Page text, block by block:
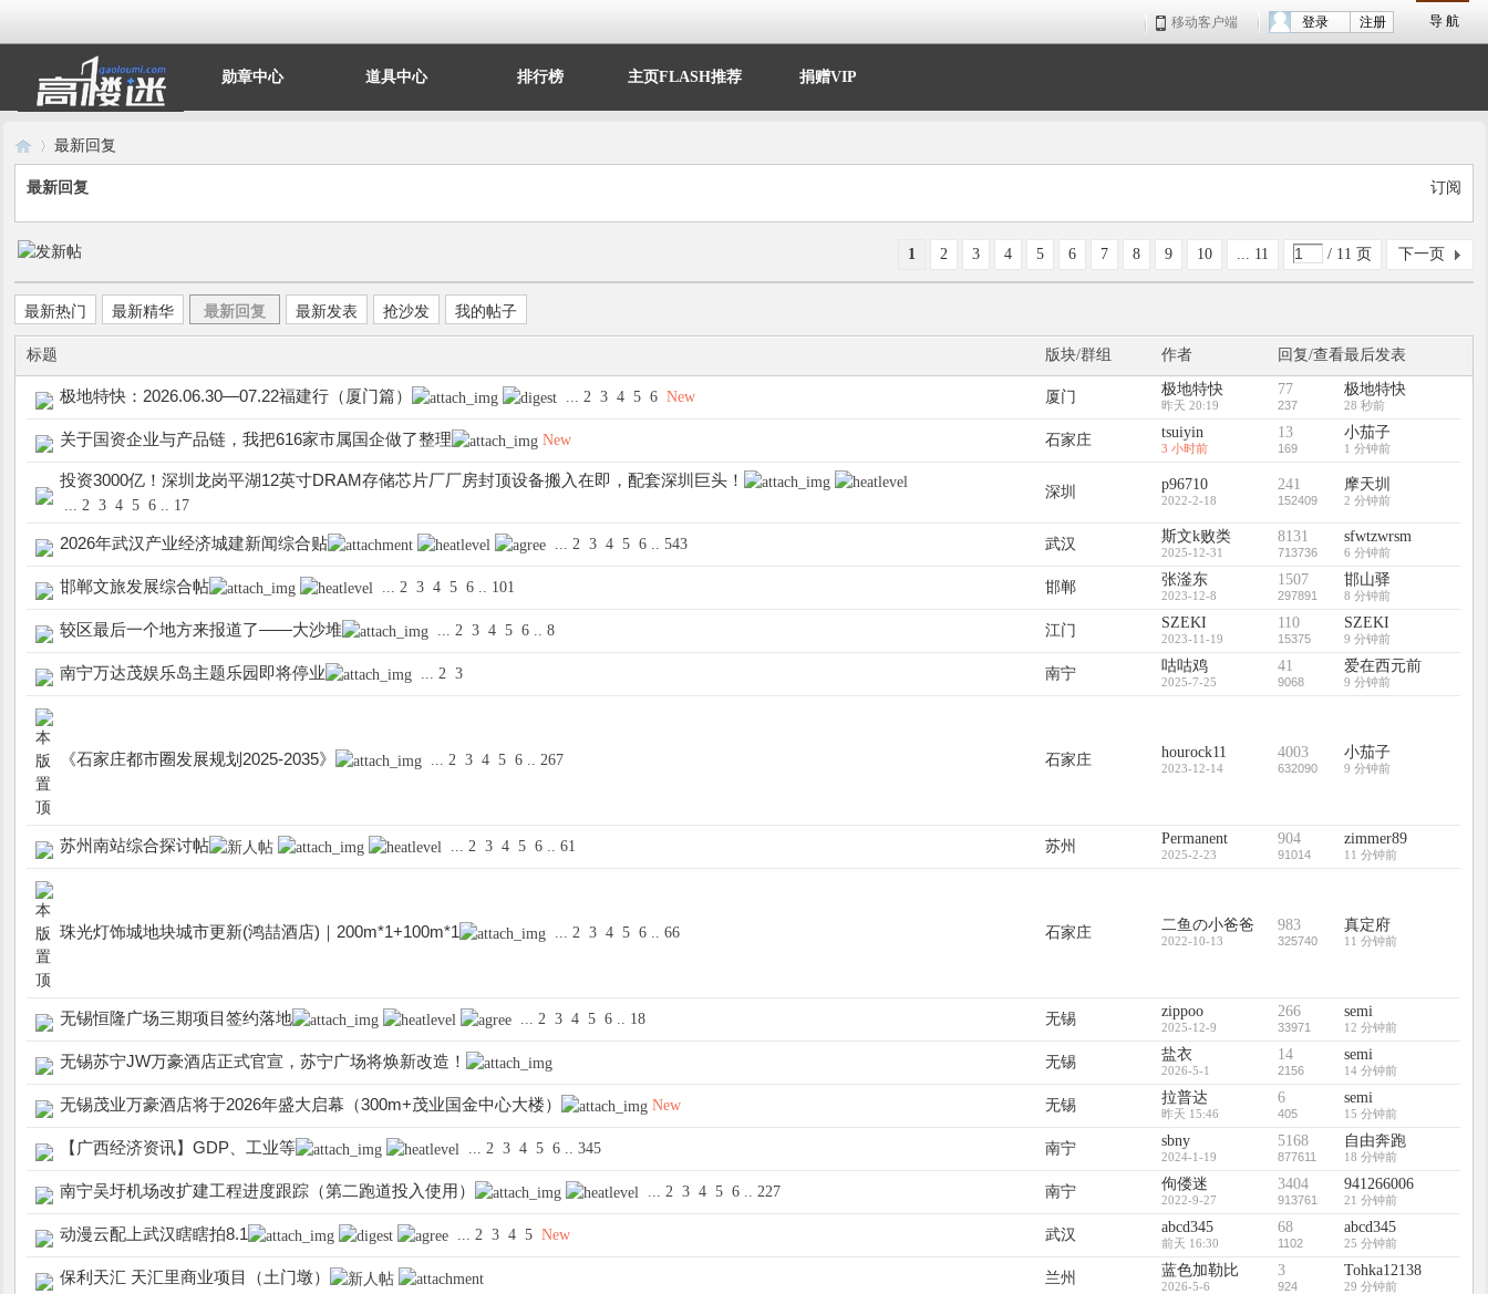
导 航
移动客户端 注册
登录
勋章中心 道具中心 排行榜 主页FLASH推荐 捐赠VIP
高›
最新回复
订阅
最新回复
1 2 3 4 5 6 7 8 9 10 ... 11 / 11 页 下一页
最新热门 最新精华 最新回复 最新发表 抢沙发 我的帖子
标题 版块/群组 作者 回复/查看最后发表
极地特快：2026.06.30—07.22福建行（厦门篇） ... 2 3 4 5 6 New 厦门 极地特快
昨天 20:19
77
237
极地特快
28 秒前
关于国资企业与产品链，我把616家市属国企做了整理 New 石家庄 tsuiyin
3 小时前
13
169
小茄子
1 分钟前
投资3000亿！深圳龙岗平湖12英寸DRAM存储芯片厂厂房封顶设备搬入在即，配套深圳巨头！
... 2 3 4 5 6 .. 17
深圳 p96710
2022-2-18
241
152409
摩天圳
2 分钟前
2026年武汉产业经济城建新闻综合贴 ... 2 3 4 5 6 .. 543 武汉 斯文k败类
2025-12-31
8131
713736
sfwtzwrsm
6 分钟前
邯郸文旅发展综合帖 ... 2 3 4 5 6 .. 101 邯郸 张滏东
2023-12-8
1507
297891
邯山驿
8 分钟前
较区最后一个地方来报道了——大沙堆 ... 2 3 4 5 6 .. 8 江门 SZEKI
2023-11-19
110
15375
SZEKI
9 分钟前
南宁万达茂娱乐岛主题乐园即将停业 ... 2 3 南宁 咕咕鸡
2025-7-25
41
9068
爱在西元前
9 分钟前
《石家庄都市圈发展规划2025-2035》 ... 2 3 4 5 6 .. 267 石家庄 hourock11
2023-12-14
4003
632090
小茄子
9 分钟前
苏州南站综合探讨帖 ... 2 3 4 5 6 .. 61 苏州 Permanent
2025-2-23
904
91014
zimmer89
11 分钟前
珠光灯饰城地块城市更新(鸿喆酒店)｜200m*1+100m*1 ... 2 3 4 5 6 .. 66 石家庄 二鱼の小爸爸
2022-10-13
983
325740
真定府
11 分钟前
无锡恒隆广场三期项目签约落地 ... 2 3 4 5 6 .. 18 无锡 zippoo
2025-12-9
266
33971
semi
12 分钟前
无锡苏宁JW万豪酒店正式官宣，苏宁广场将焕新改造！ 无锡 盐衣
2026-5-1
14
2156
semi
14 分钟前
无锡茂业万豪酒店将于2026年盛大启幕（300m+茂业国金中心大楼） New 无锡 拉普达
昨天 15:46
6
405
semi
15 分钟前
【广西经济资讯】GDP、工业等 ... 2 3 4 5 6 .. 345 南宁 sbny
2024-1-19
5168
877611
自由奔跑
18 分钟前
南宁吴圩机场改扩建工程进度跟踪（第二跑道投入使用） ... 2 3 4 5 6 .. 227 南宁 佝偻迷
2022-9-27
3404
913761
941266006
21 分钟前
动漫云配上武汉瞎瞎拍8.1 ... 2 3 4 5 New 武汉 abcd345
前天 16:30
68
1102
abcd345
25 分钟前
保利天汇 天汇里商业项目（土门墩） 兰州 蓝色加勒比
2026-5-6
3
924
Tohka12138
29 分钟前